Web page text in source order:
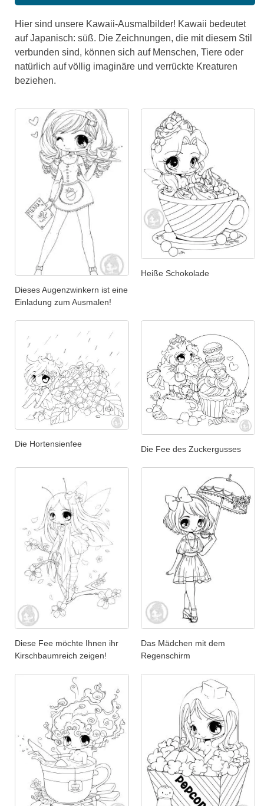
Hier sind unsere Kawaii-Ausmalbilder! Kawaii bedeutet
auf Japanisch: süß. Die Zeichnungen, die mit diesem Stil
verbunden sind, können sich auf Menschen, Tiere oder
natürlich auf völlig imaginäre und verrückte Kreaturen
beziehen.
Dieses Augenzwinkern ist eine
Einladung zum Ausmalen!
Heiße Schokolade
Die Hortensienfee
Die Fee des Zuckergusses
Diese Fee möchte Ihnen ihr
Kirschbaumreich zeigen!
Das Mädchen mit dem
Regenschirm